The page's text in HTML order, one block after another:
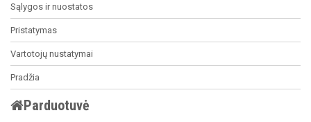
Sąlygos ir nuostatos
Pristatymas
Vartotojų nustatymai
Pradžia
Parduotuvė